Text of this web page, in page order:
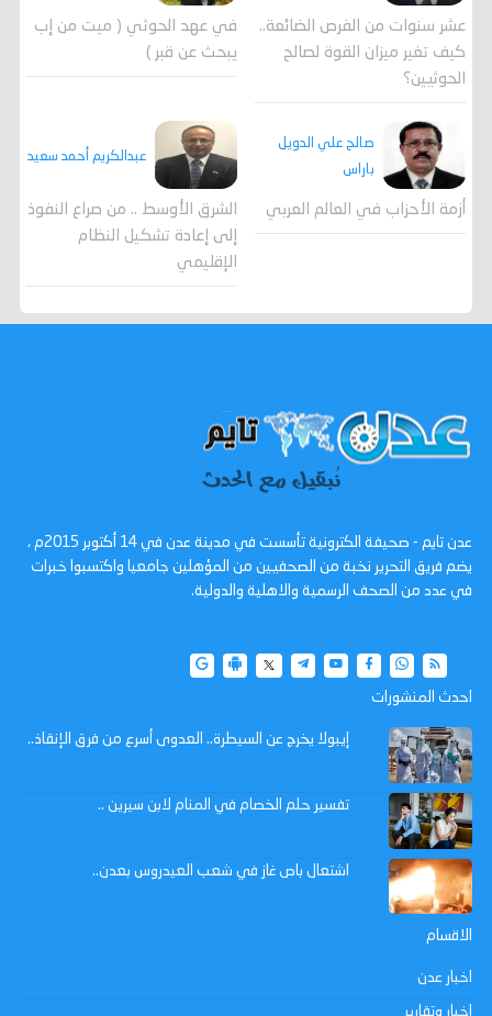
عشر سنوات من الفرص الضائعة..
كيف تغير ميزان القوة لصالح
الحوثيين؟
في عهد الحوثي ( ميت من إب
يبحث عن قبر )
صالح علي الدويل
باراس
أزمة الأحزاب في العالم العربي
عبدالكريم أحمد سعيد
الشرق الأوسط .. من صراع النفوذ
إلى إعادة تشكيل النظام
الإقليمي
عدن تايم - صحيفة الكترونية تأسست في مدينة عدن في 14 أكتوبر 2015م ،
يضم فريق التحرير نخبة من الصحفيين من المؤهلين جامعيا واكتسبوا خبرات
في عدد من الصحف الرسمية والاهلية والدولية.
احدث المنشورات
إيبولا يخرج عن السيطرة.. العدوى أسرع من فرق الإنقاذ..
تفسير حلم الخصام في المنام لابن سيرين ..
اشتعال باص غاز في شعب العيدروس بعدن..
الاقسام
اخبار عدن
اخبار وتقارير